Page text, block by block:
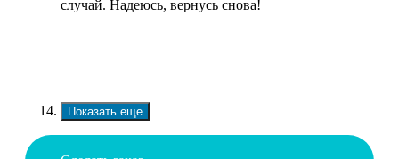
случай. Надеюсь, вернусь снова!
Показать еще